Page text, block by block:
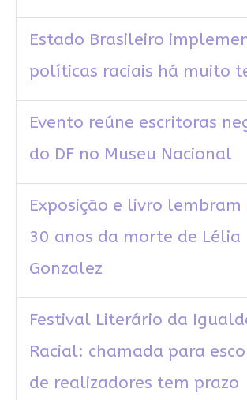
Estado Brasileiro
políticas raciais há muito
Evento reúne escritoras
do DF no Museu Nacional
Exposição e livro lembram
30 anos da morte de Lélia
Gonzalez
Festival Literário da
Racial: chamada para
de realizadores tem prazo